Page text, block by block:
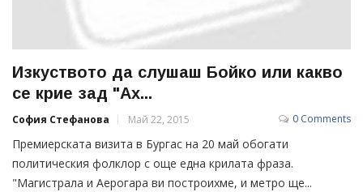
Изкуството да слушаш Бойко или какво
се крие зад "Ах...
София Стефанова Май 22, 2015 0 Comments
Премиерската визита в Бургас на 20 май обогати
политическия фолклор с още една крилата фраза.
"Магистрала и Аерогара ви построихме, и метро ще...